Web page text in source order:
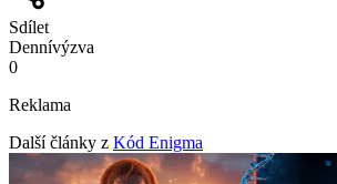
Sdílet
Dennívýzva
0
Reklama
Další články z Kód Enigma